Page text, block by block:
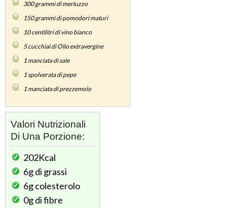
300grammi di merluzzo
150grammi di pomodori maturi
10centilitri di vino bianco
5cucchiai di Olio extravergine
1 manciata di sale
1spolverata di pepe
1 manciata di prezzemolo
Valori Nutrizionali
Di Una Porzione:
202Kcal
6gdi grassi
6gcolesterolo
0gdi fibre